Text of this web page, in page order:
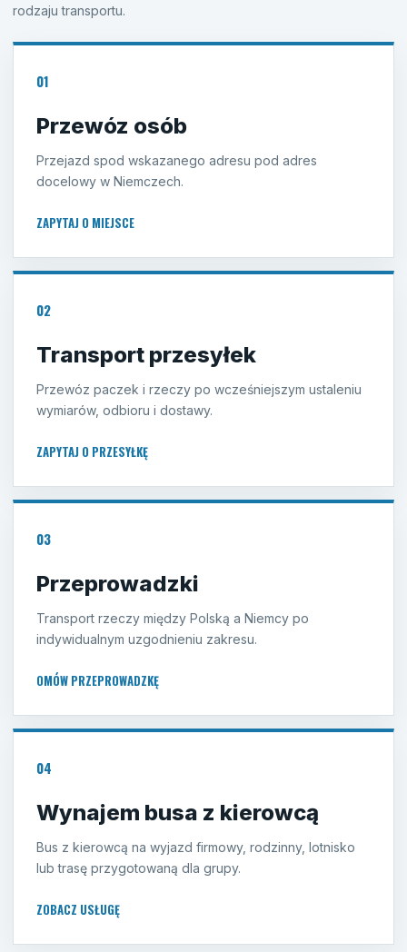
rodzaju transportu.
01
Przewóz osób
Przejazd spod wskazanego adresu pod adres
docelowy w Niemczech.
ZAPYTAJ O MIEJSCE
02
Transport przesyłek
Przewóz paczek i rzeczy po wcześniejszym ustaleniu
wymiarów, odbioru i dostawy.
ZAPYTAJ O PRZESYŁKĘ
03
Przeprowadzki
Transport rzeczy między Polską a Niemcy po
indywidualnym uzgodnieniu zakresu.
OMÓW PRZEPROWADZKĘ
04
Wynajem busa z kierowcą
Bus z kierowcą na wyjazd firmowy, rodzinny, lotnisko
lub trasę przygotowaną dla grupy.
ZOBACZ USŁUGĘ